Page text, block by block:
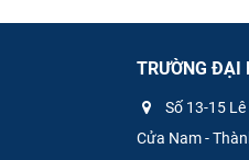
TRƯỜNG ĐẠI
Số 13-15
Cửa Nam -